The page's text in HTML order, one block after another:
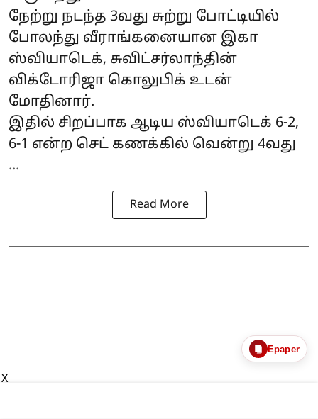
நேற்று நடந்த 3வது சுற்று போட்டியில்
போலந்து வீராங்கனையான இகா
ஸ்வியாடெக், சுவிட்சர்லாந்தின்
விக்டோரிஜா கொலுபிக் உடன்
மோதினார்.
இதில் சிறப்பாக ஆடிய ஸ்வியாடெக் 6-2,
6-1 என்ற செட் கணக்கில் வென்று 4வது
...
Read More
Epaper
X